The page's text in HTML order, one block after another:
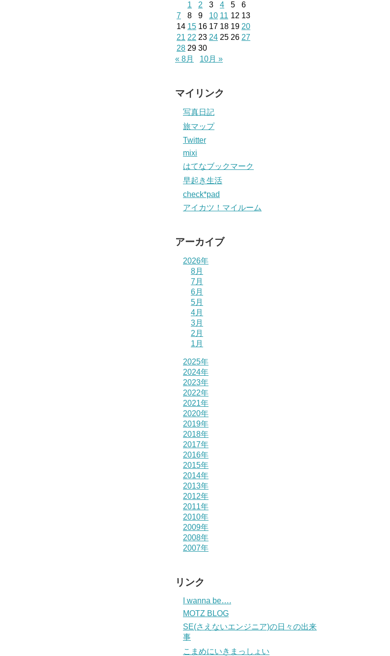
1
2 3 4 5
6
7
8 9 10 11 12 13
14 15 16 17 18 19 20
21 22 23 24 25 26 27
28 29 30
« 8月
10月 »
マイリンク
写真日記
旅マップ
Twitter
mixi
はてなブックマーク
早起き生活
check*pad
アイカツ！マイルーム
アーカイブ
2026年
8月
7月
6月
5月
4月
3月
2月
1月
2025年
2024年
2023年
2022年
2021年
2020年
2019年
2018年
2017年
2016年
2015年
2014年
2013年
2012年
2011年
2010年
2009年
2008年
2007年
リンク
I wanna be….
MOTZ BLOG
SE(さえないエンジニア)の日々の出来
事
こまめにいきまっしょい